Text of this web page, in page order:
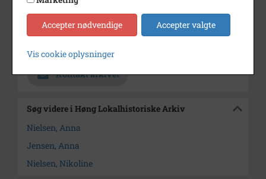
Enhed
Finderup Sogn (Kalundborg
Kommune) (1000-2050)
Kontakt arkivet
Søg videre i Høng Lokalhistoriske Arkiv
Nielsen, Anna
Jensen, Anna
Nielsen, Nikoline
Accepter nødvendige Accepter valgte
Vis cookie oplysninger